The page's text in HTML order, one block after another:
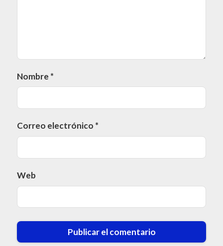
Nombre *
Correo electrónico *
Web